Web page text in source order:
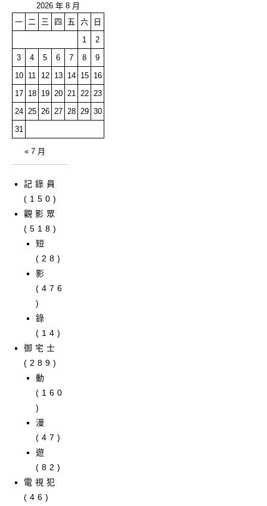
2026 年 8 月
一
二 三 四 五 六
日
1
2
3
4 5 6 7 8
9
10
11 12 13 14 15
16
17
18 19 20 21 22
23
24
25 26 27 28 29 30
31
« 7 月
記錄員
(150)
觀影眾
(518)
短
(28)
影
(476
)
錄
(14)
御宅士
(289)
動
(160
)
漫
(47)
遊
(82)
電視犯
(46)